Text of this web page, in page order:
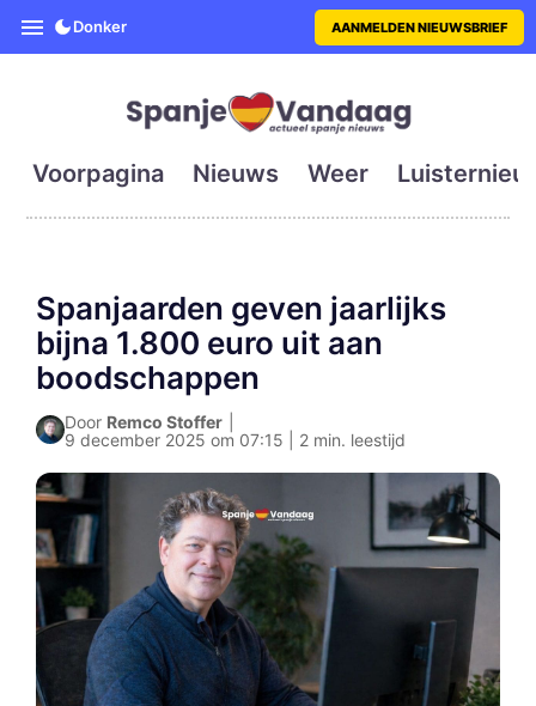
SpanjeVandaag is de eerste
Donker AANMELDEN NIEUWSBRIEF
Voorpagina Nieuws Weer
Spanjaarden geven jaarlijks
bijna 1.800 euro uit aan
boodschappen
Door Remco Stoffer
9 december 2025 om 07:15 | 2 min. leestijd